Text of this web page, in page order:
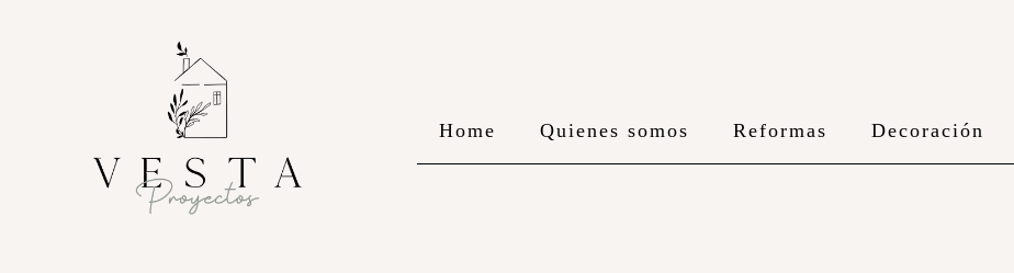
Home Quienes somos Reformas Decoración